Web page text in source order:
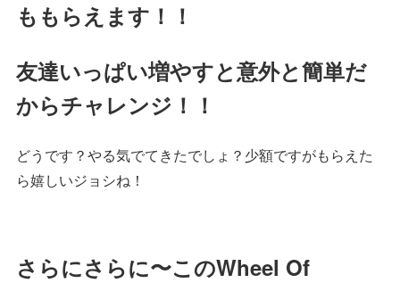
ももらえます！！
友達いっぱい増やすと意外と簡単だ
からチャレンジ！！
どうです？やる気でてきたでしょ？少額ですがもらえた
ら嬉しいジョシね！
さらにさらに〜このWheel Of